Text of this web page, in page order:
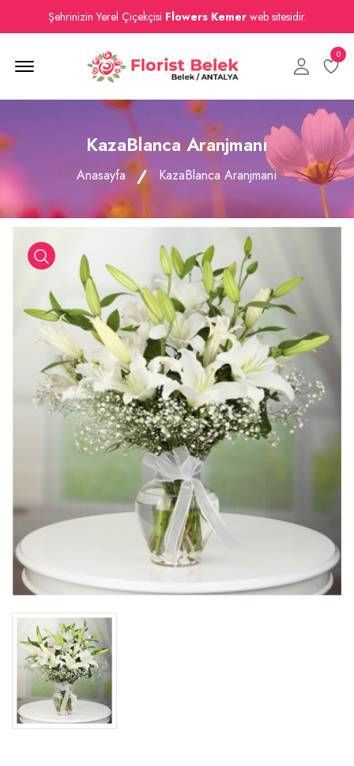
Şehrinizin Yerel Çiçekçisi Flowers Kemerweb sitesidir.
Menu Open 0
KazaBlanca Aranjmanı
Anasayfa KazaBlanca Aranjmanı